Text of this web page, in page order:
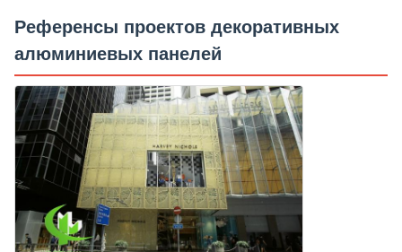
Референсы проектов декоративных
алюминиевых панелей